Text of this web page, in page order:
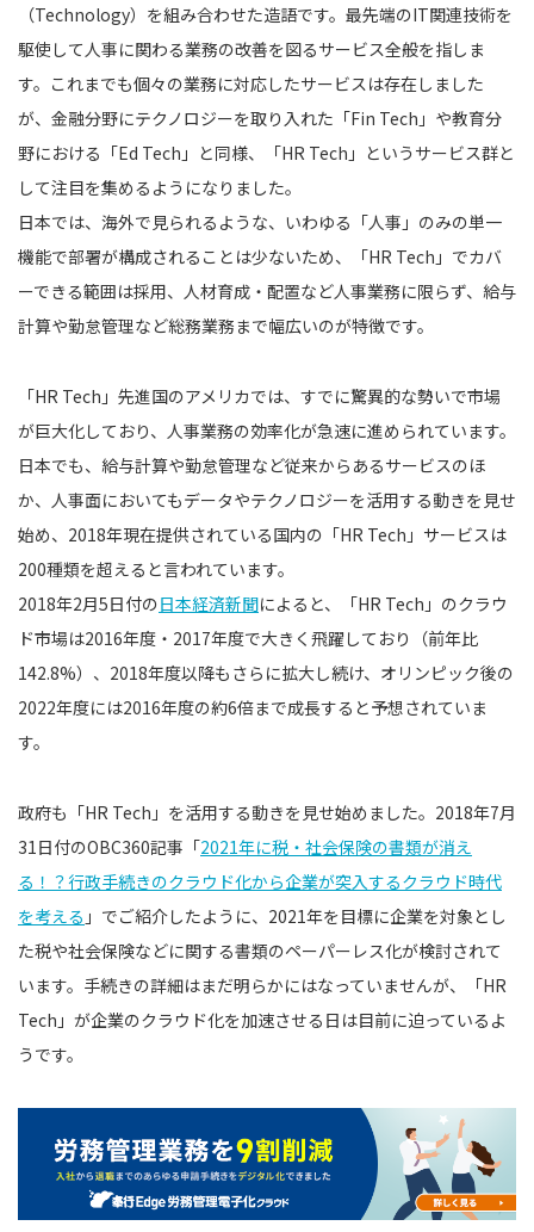
（Technology）を組み合わせた造語です。最先端のIT関連技術を
駆使して人事に関わる業務の改善を図るサービス全般を指しま
す。これまでも個々の業務に対応したサービスは存在しました
が、金融分野にテクノロジーを取り入れた「Fin Tech」や教育分
野における「Ed Tech」と同様、「HR Tech」というサービス群と
して注目を集めるようになりました。
日本では、海外で見られるような、いわゆる「人事」のみの単一
機能で部署が構成されることは少ないため、「HR Tech」でカバ
ーできる範囲は採用、人材育成・配置など人事業務に限らず、給与
計算や勤怠管理など総務業務まで幅広いのが特徴です。
「HR Tech」先進国のアメリカでは、すでに驚異的な勢いで市場
が巨大化しており、人事業務の効率化が急速に進められています。
日本でも、給与計算や勤怠管理など従来からあるサービスのほ
か、人事面においてもデータやテクノロジーを活用する動きを見せ
始め、2018年現在提供されている国内の「HR Tech」サービスは
200種類を超えると言われています。
2018年2月5日付の日本経済新聞によると、「HR Tech」のクラウ
ド市場は2016年度・2017年度で大きく飛躍しており（前年比
142.8%）、2018年度以降もさらに拡大し続け、オリンピック後の
2022年度には2016年度の約6倍まで成長すると予想されていま
す。
政府も「HR Tech」を活用する動きを見せ始めました。2018年7月
31日付のOBC360記事「2021年に税・社会保険の書類が消え
る！？行政手続きのクラウド化から企業が突入するクラウド時代
を考える 」でご紹介したように、2021年を目標に企業を対象とし
た税や社会保険などに関する書類のペーパーレス化が検討されて
います。手続きの詳細はまだ明らかにはなっていませんが、「HR
Tech」が企業のクラウド化を加速させる日は目前に迫っているよ
うです。